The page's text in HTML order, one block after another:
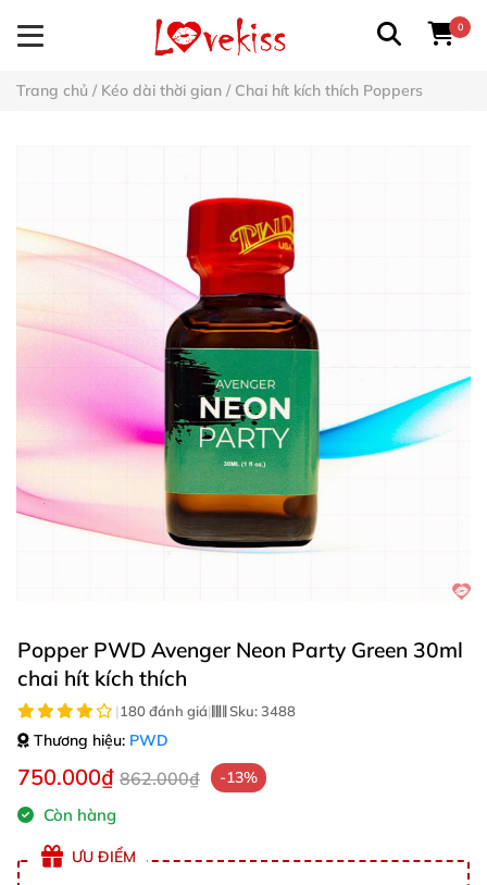
0
Trang chủ / Kéo dài thời gian / Chai hít kích thích Poppers
Popper PWD Avenger Neon Party Green 30ml
chai hít kích thích
|180 đánh giá| Sku:3488
Thương hiệu: PWD
750.000₫ 862.000₫ -13%
Còn hàng
ƯU ĐIỂM